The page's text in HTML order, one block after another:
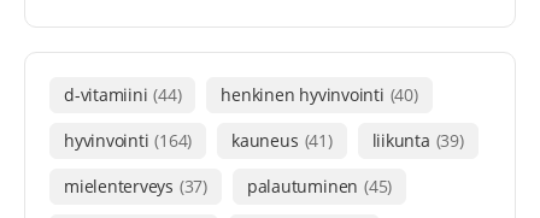
d-vitamiini (44) henkinen hyvinvointi (40)
hyvinvointi (164) kauneus (41) liikunta (39)
mielenterveys (37) palautuminen (45)